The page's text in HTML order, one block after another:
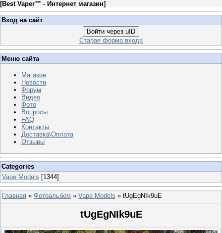
[Best Vaper™ - Интернет магазин]
Вход на сайт
Войти через uID
Старая форма входа
Меню сайта
Магазин
Новости
Форум
Видео
Фото
Вопросы
FAQ
Контакты
Доставка\Оплата
Отзывы
Categories
Vape Models [1344]
Главная » Фотоальбом » Vape Models » tUgEgNIk9uE
tUgEgNIk9uE